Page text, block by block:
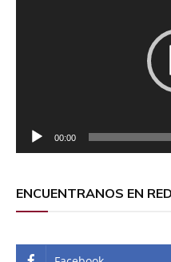
00:00
ENCUENTRANOS EN